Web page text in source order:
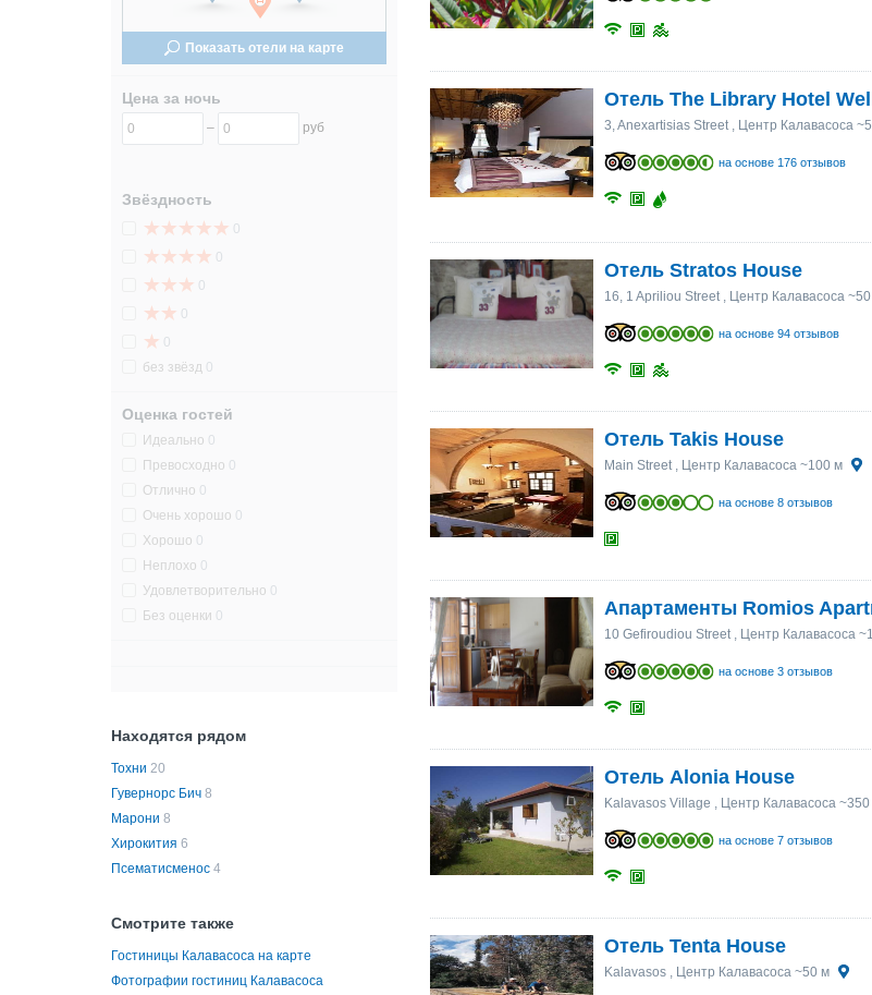
24 25 26 27 28 29
24 25 26 27 28 29
Показать отели на карте
Цена за ночь
– руб
Звёздность
0
0
0
0
0
без звёзд 0
Оценка гостей
Идеально 0
Превосходно 0
Отлично 0
Очень хорошо 0
Хорошо 0
Неплохо 0
Удовлетворительно 0
Без оценки 0
Находятся рядом
Тохни 20
Гувернорс Бич 8
Марони 8
Хирокития 6
Псематисменос 4
Смотрите также
Гостиницы Калавасоса на карте
Фотографии гостиниц Калавасоса
Отель The Library Hotel
3, Anexartisias Street, Центр Калавасоса
на основе 176 отзывов
Отель Stratos House
16, 1 Apriliou Street, Центр Калавасоса
на основе 94 отзывов
Отель Takis House
Main Street, Центр Калавасоса ~100 м
на основе 8 отзывов
Апартаменты Romios
10 Gefiroudiou Street, Центр Калавасоса
на основе 3 отзывов
Отель Alonia House
Kalavasos Village , Центр Калавасоса
на основе 7 отзывов
Отель Tenta House
Kalavasos, Центр Калавасоса ~50 м